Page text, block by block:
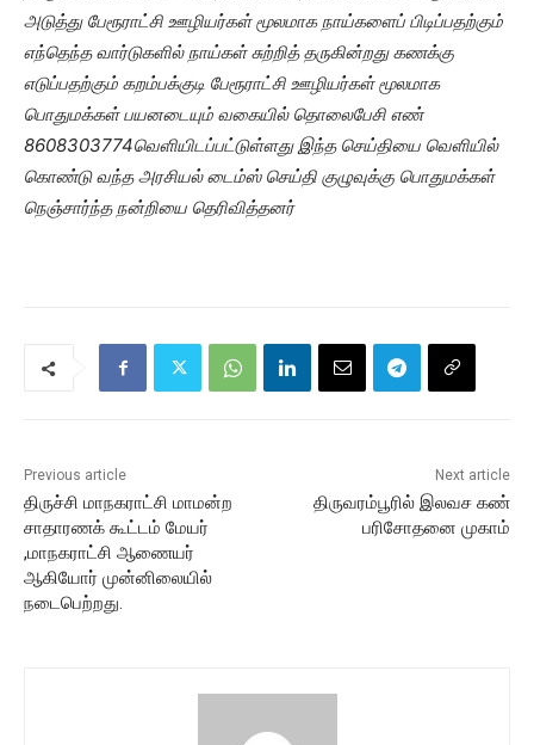
அடுத்து பேரூராட்சி ஊழியர்கள் மூலமாக நாய்களைப் பிடிப்பதற்கும்
எந்தெந்த வார்டுகளில் நாய்கள் சுற்றித் தருகின்றது கணக்கு
எடுப்பதற்கும் கறம்பக்குடி பேரூராட்சி ஊழியர்கள் மூலமாக
பொதுமக்கள் பயனடையும் வகையில் தொலைபேசி எண்
8608303774வெளியிடப்பட்டுள்ளது இந்த செய்தியை வெளியில்
கொண்டு வந்த அரசியல் டைம்ஸ் செய்தி குழுவுக்கு பொதுமக்கள்
நெஞ்சார்ந்த நன்றியை தெரிவித்தனர்
Previous article
திருச்சி மாநகராட்சி மாமன்ற
சாதாரணக் கூட்டம் மேயர்
,மாநகராட்சி ஆணையர்
ஆகியோர் முன்னிலையில்
நடைபெற்றது.
Next article
திருவரம்பூரில் இலவச கண்
பரிசோதனை முகாம்